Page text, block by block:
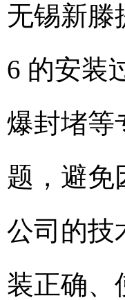
无锡新滕
6 的安装
爆封堵等
题，避免
公司的技
装正确、